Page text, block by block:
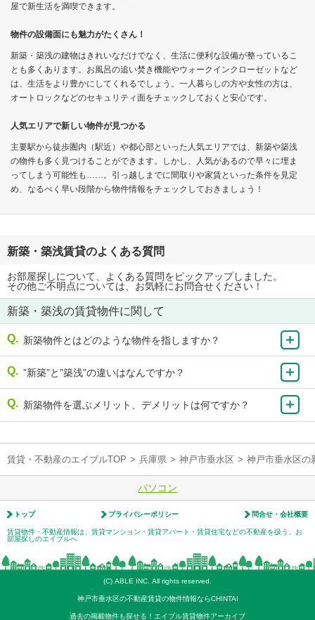
屋で新生活を満喫できます。
物件の設備面にも魅力がたくさん！
新築・築浅の建物はきれいなだけでなく、生活に便利な設備が整っているこ
とも多くあります。お風呂の追い焚き機能やウォークインクローゼットなど
は、生活をより豊かにしてくれるでしょう。一人暮らしの方や女性の方は、
オートロックなどのセキュリティ面をチェックしておくと安心です。
人気エリアで新しい物件が見つかる
主要駅から徒歩圏内（駅近）や都心部といった人気エリアでは、新築や築浅
の物件も多く見つけることができます。しかし、人気があるので早々に埋ま
ってしまう可能性も……。引っ越しまでに間取りや家賃といった条件を見定
め、なるべく早い段階から物件情報をチェックしておきましょう！
新築・築浅賃貸のよくある質問
お部屋探しについて、よくある質問をピックアップしました。
その他ご不明点については、お気軽にお問合せください！
新築・築浅の賃貸物件に関して
新築物件とはどのような物件を指しますか？
”新築”と”築浅”の違いはなんですか？
新築物件を選ぶメリット、デメリットは何ですか？
賃貸・不動産のエイブルTOP > 兵庫県 > 神戸市垂水区 > 神戸市垂水区の
パソコン
トップ プライバシーポリシー 問合せ・会社概要
賃貸物件・不動産情報は、賃貸マンション・賃貸アパート・賃貸住宅などの不動産を扱う、お
部屋探しのエイブルへ
(C) ABLE INC. All rights reserved.
神戸市垂水区の不動産賃貸の物件情報ならCHINTAI
過去の掲載物件も探せる！エイブル賃貸物件アーカイブ